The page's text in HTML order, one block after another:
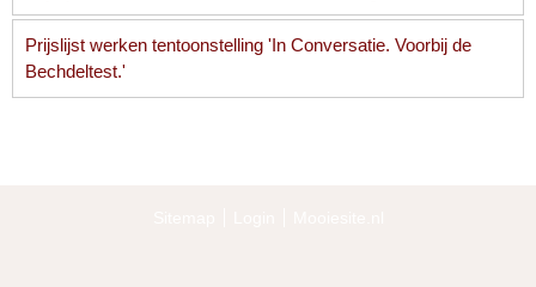
Prijslijst werken tentoonstelling 'In Conversatie. Voorbij de
Bechdeltest.'